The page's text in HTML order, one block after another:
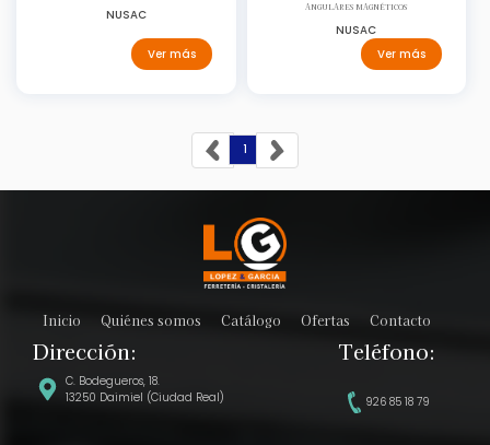
NUSAC
Ver más
ANGULARES MAGNÉTICOS
NUSAC
Ver más
1
Inicio Quiénes somos Catálogo Ofertas Contacto
Dirección:
C. Bodegueros, 18.
13250 Daimiel (Ciudad Real)
Teléfono:
926 85 18 79